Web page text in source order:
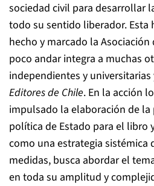
sociedad civil para desarrollar
todo su sentido liberador. Esta
hecho y marcado la Asociación
poco andar integra a muchas
independientes y
Editores de Chile. En la acción
impulsado la elaboración de
política de Estado para el libro
como una estrategia sistémica
medidas, busca abordar el
en toda su amplitud y